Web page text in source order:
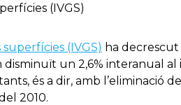
(IVGS)
(IVGS) ha decrescut
disminuït un 2,6% interanual
és a dir, amb l’eliminació
2010.